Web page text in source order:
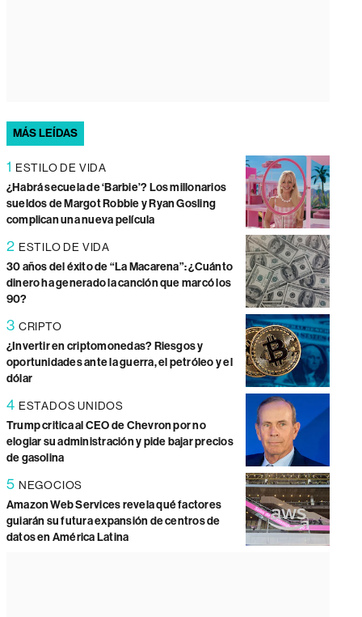
MÁS LEÍDAS
1 ESTILO DE VIDA
¿Habrá secuela de ‘Barbie’? Los millonarios
sueldos de Margot Robbie y Ryan Gosling
complican una nueva película
2 ESTILO DE VIDA
30 años del éxito de “La Macarena”: ¿Cuánto
dinero ha generado la canción que marcó los
90?
3 CRIPTO
¿Invertir en criptomonedas? Riesgos y
oportunidades ante la guerra, el petróleo y el
dólar
4 ESTADOS UNIDOS
Trump critica al CEO de Chevron por no
elogiar su administración y pide bajar precios
de gasolina
5 NEGOCIOS
Amazon Web Services revela qué factores
guiarán su futura expansión de centros de
datos en América Latina